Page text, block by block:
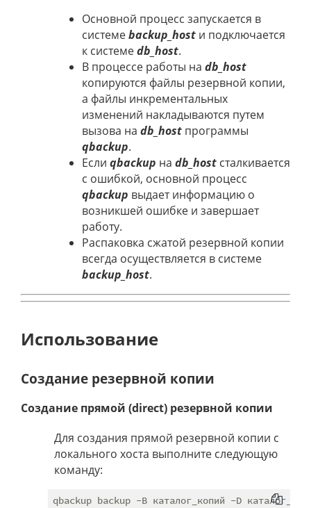
Основной процесс запускается в
системеbackup_host и подключается
к системеdb_host.
В процессе работы на db_host
копируются файлы резервной копии,
а файлы инкрементальных
изменений накладываются путем
вызова на db_host программы
qbackup.
Если qbackup на db_host сталкивается
с ошибкой, основной процесс
qbackup выдает информацию о
возникшей ошибке и завершает
работу.
Распаковка сжатой резервной копии
всегда осуществляется в системе
backup_host.
Использование
Создание резервной копии
Создание прямой (direct) резервной копии
Для создания прямой резервной копии с
локального хоста выполните следующую
команду:
qbackup backup -B каталог_копий -D